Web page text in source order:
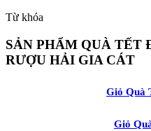
Từ khóa
SẢN PHẨM QUÀ TẾT
RƯỢU HẢI GIA CÁT
Giỏ Quà
Giỏ